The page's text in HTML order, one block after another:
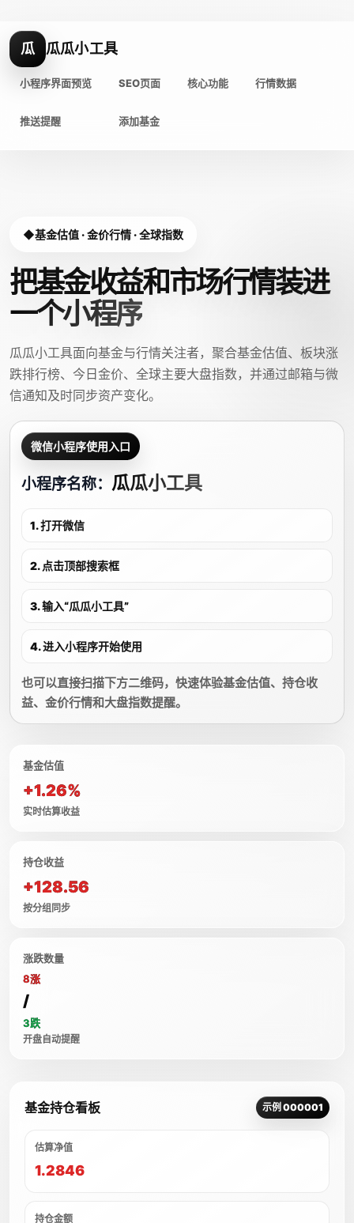
瓜 瓜瓜小工具
小程序界面预览 SEO页面 核心功能 行情数据
推送提醒 添加基金
基金估值 · 金价行情 · 全球指数
把基金收益和市场行情装进
一个小程序
瓜瓜小工具面向基金与行情关注者，聚合基金估值、板块涨
跌排行榜、今日金价、全球主要大盘指数，并通过邮箱与微
信通知及时同步资产变化。
微信小程序使用入口
小程序名称： 瓜瓜小工具
1. 打开微信
2. 点击顶部搜索框
3. 输入“瓜瓜小工具”
4. 进入小程序开始使用
也可以直接扫描下方二维码，快速体验基金估值、持仓收
益、金价行情和大盘指数提醒。
基金估值
+1.26%
实时估算收益
持仓收益
+128.56
按分组同步
涨跌数量
8涨
/
3跌
开盘自动提醒
基金持仓看板 示例 000001
估算净值
1.2846
持仓金额